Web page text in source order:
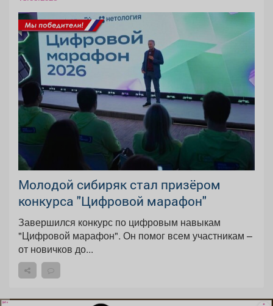
Молодой сибиряк стал призёром
конкурса "Цифровой марафон"
Завершился конкурс по цифровым навыкам
"Цифровой марафон". Он помог всем участникам –
от новичков до...